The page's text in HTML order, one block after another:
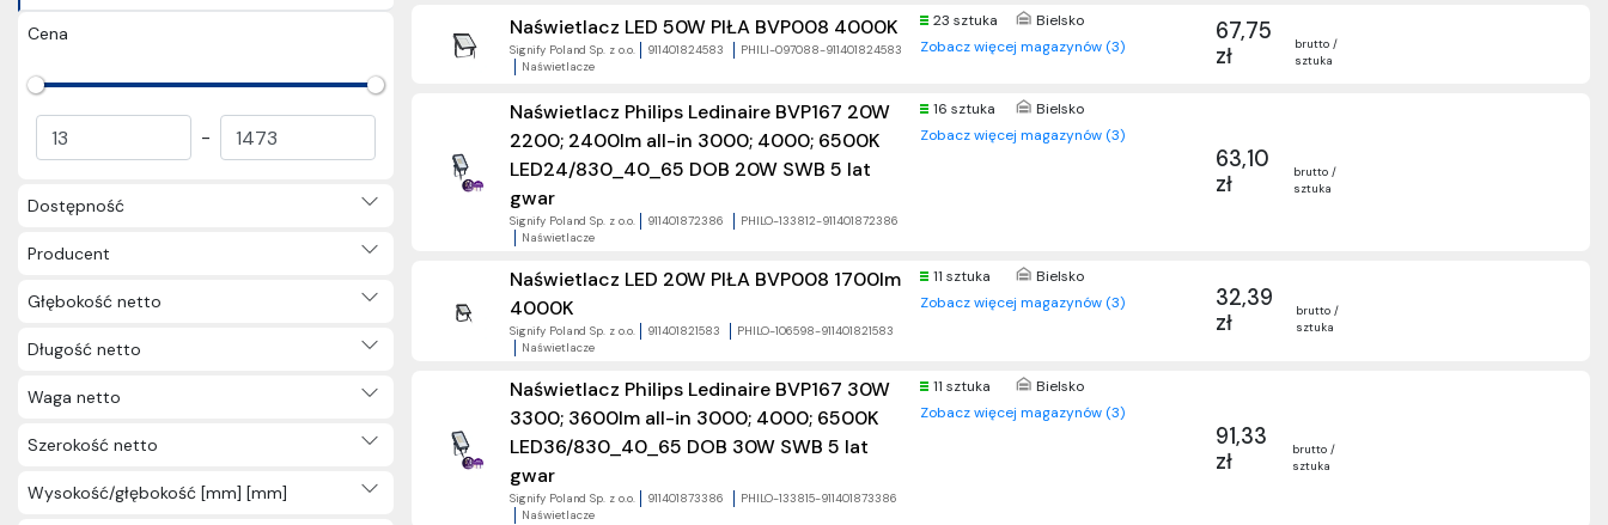
Oprawy uliczne (43)
Oprawy meblowe (44)
Oprawki i akcesoria do opraw
Elektryka użytkowa (3231)
Nagrody (57)
Cena
-
Dostępność
Producent
Głębokość netto
Długość netto
Waga netto
Szerokość netto
Wysokość/głębokość [mm] [mm]
Naświetlacz LED 50W PIŁA BVP008 4000K
Signify Poland Sp. z o.o. 911401824583
PHILI-097088-911401824583
Naświetlacze
23 sztuka
Bielsko
Zobacz więcej magazynów (3)
67,75
zł
brutto /
sztuka
Naświetlacz Philips Ledinaire BVP167 20W
2200; 2400lm all-in 3000; 4000; 6500K
LED24/830_40_65 DOB 20W SWB 5 lat
gwar
Signify Poland Sp. z o.o. 911401872386
PHILO-133812-911401872386
Naświetlacze
16 sztuka
Bielsko
Zobacz więcej magazynów (3)
63,10
zł
brutto /
sztuka
Naświetlacz LED 20W PIŁA BVP008 1700lm
4000K
Signify Poland Sp. z o.o. 911401821583
PHILO-106598-911401821583
Naświetlacze
11 sztuka
Bielsko
Zobacz więcej magazynów (3)
32,39
zł
brutto /
sztuka
Naświetlacz Philips Ledinaire BVP167 30W
3300; 3600lm all-in 3000; 4000; 6500K
LED36/830_40_65 DOB 30W SWB 5 lat
gwar
Signify Poland Sp. z o.o. 911401873386
PHILO-133815-911401873386
Naświetlacze
11 sztuka
Bielsko
Zobacz więcej magazynów (3)
91,33
zł
brutto /
sztuka